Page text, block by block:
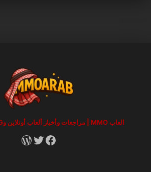
العاب MMO | مراجعات وأخبار ألعاب أونلاين وMMORPG العربية
Facebook
X
RSS